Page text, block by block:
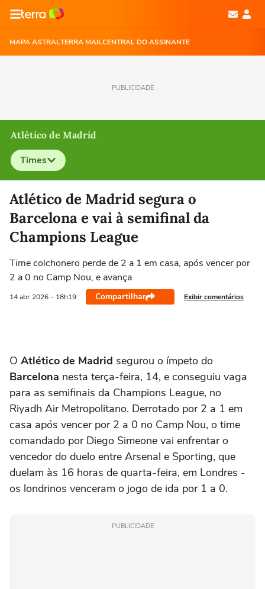
MAPA ASTRALTERRA MAILCENTRAL DO ASSINANTE
PUBLICIDADE
Atlético de Madrid
Times
Selecione o time para ver as notícias
Atlético de Madrid segura o
Barcelona e vai à semifinal da
Champions League
Time colchonero perde de 2 a 1 em casa, após vencer por
2 a 0 no Camp Nou, e avança
14 abr 2026 - 18h19 Compartilhar Exibir comentários
O Atlético de Madrid segurou o ímpeto do
Barcelona nesta terça-feira, 14, e conseguiu vaga
para as semifinais da Champions League, no
Riyadh Air Metropolitano. Derrotado por 2 a 1 em
casa após vencer por 2 a 0 no Camp Nou, o time
comandado por Diego Simeone vai enfrentar o
vencedor do duelo entre Arsenal e Sporting, que
duelam às 16 horas de quarta-feira, em Londres -
os londrinos venceram o jogo de ida por 1 a 0.
PUBLICIDADE